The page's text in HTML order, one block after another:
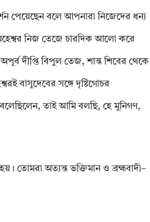
পেয়েছেন বলে আপনারা নিজেদের ধন্য
নিজ তেজে চারদিক আলো করে
দীপ্তি বিপুল তেজ, শান্ত শিবের থেকে
বাসুদেবের সঙ্গে দৃষ্টিগোচর
বলেছিলেন, তাই আমি বলছি, হে মুনিগণ,
তোমরা অত্যন্ত ভক্তিমান ও ব্রহ্মবাদী–